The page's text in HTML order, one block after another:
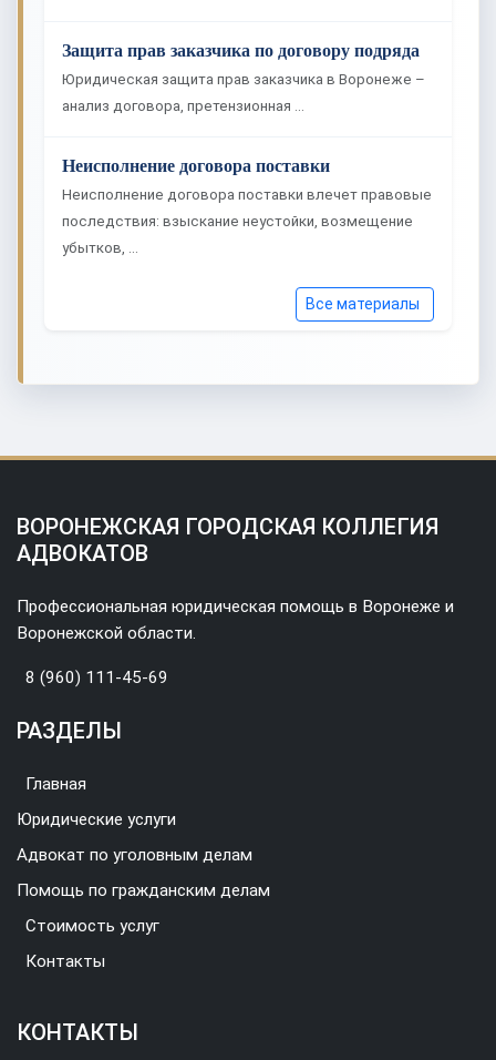
Защита прав заказчика по договору подряда
Юридическая защита прав заказчика в Воронеже –
анализ договора, претензионная …
Неисполнение договора поставки
Неисполнение договора поставки влечет правовые
последствия: взыскание неустойки, возмещение
убытков, …
Все материалы
ВОРОНЕЖСКАЯ ГОРОДСКАЯ КОЛЛЕГИЯ
АДВОКАТОВ
Профессиональная юридическая помощь в Воронеже и
Воронежской области.
8 (960) 111-45-69
РАЗДЕЛЫ
Главная
Юридические услуги
Адвокат по уголовным делам
Помощь по гражданским делам
Стоимость услуг
Контакты
КОНТАКТЫ